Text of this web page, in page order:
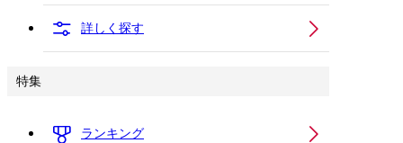
詳しく探す
特集
ランキング